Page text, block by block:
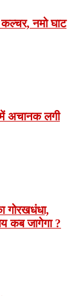
नमो घाट
में अचानक लगी
गोरखधंधा,
कब जागेगा ?